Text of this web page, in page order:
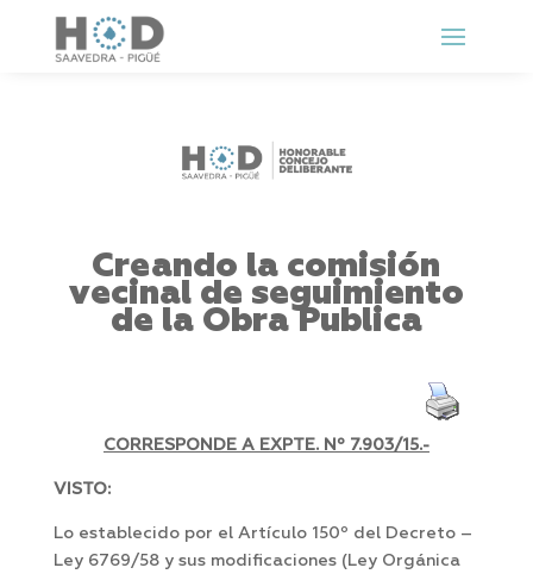
Creando la comisión
vecinal de seguimiento
de la Obra Publica
CORRESPONDE A EXPTE. Nº 7.903/15.-
VISTO:
Lo establecido por el Artículo 150º del Decreto –
Ley 6769/58 y sus modificaciones (Ley Orgánica